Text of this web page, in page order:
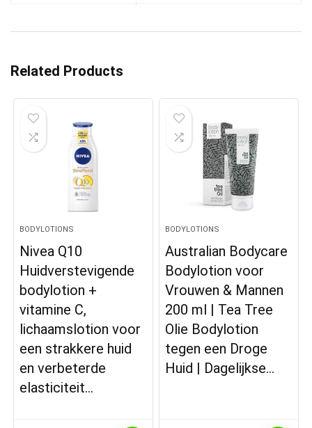
Related Products
BODYLOTIONS
Nivea Q10
Huidverstevigende
bodylotion +
vitamine C,
lichaamslotion voor
een strakkere huid
en verbeterde
elasticiteit…
BODYLOTIONS
Australian Bodycare
Bodylotion voor
Vrouwen & Mannen
200 ml | Tea Tree
Olie Bodylotion
tegen een Droge
Huid | Dagelijkse…